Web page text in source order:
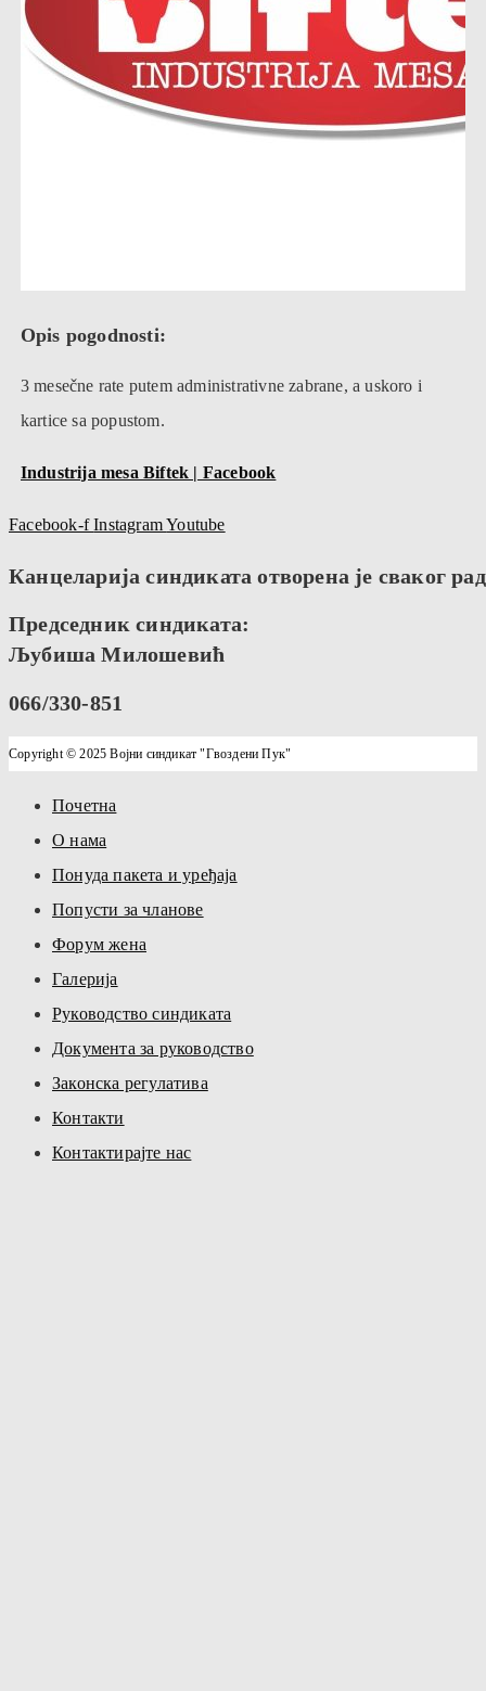
Opis pogodnosti:
3 mesečne rate putem administrativne zabrane, a uskoro i
kartice sa popustom.
Industrija mesa Biftek | Facebook
Facebook-f InstagramYoutube
Канцеларија синдиката отворена је сваког
Председник синдиката:
Љубиша Милошевић
066/330-851
Copyright © 2025 Војни синдикат "Гвоздени Пук"
Почетна
О нама
Понуда пакета и уређаја
Попусти за чланове
Форум жена
Галерија
Руководство синдиката
Документа за руководство
Законска регулатива
Контакти
Контактирајте нас